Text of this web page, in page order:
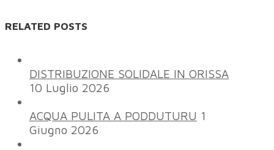
RELATED POSTS
DISTRIBUZIONE SOLIDALE IN ORISSA
10 Luglio 2026
ACQUA PULITA A PODDUTURU 1
Giugno 2026